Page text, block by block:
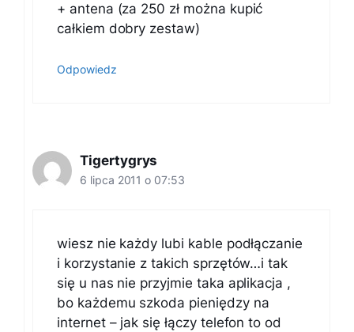
+ antena (za 250 zł można kupić
całkiem dobry zestaw)
Odpowiedz
Tigertygrys
6 lipca 2011 o 07:53
wiesz nie każdy lubi kable podłączanie
i korzystanie z takich sprzętów…i tak
się u nas nie przyjmie taka aplikacja ,
bo każdemu szkoda pieniędzy na
internet – jak się łączy telefon to od